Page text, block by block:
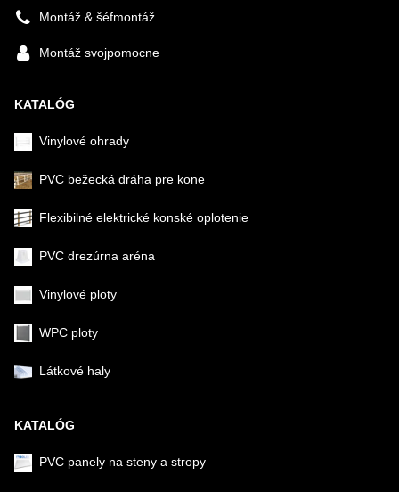
Montáž & šéfmontáž
Montáž svojpomocne
KATALÓG
Vinylové ohrady
PVC bežecká dráha pre kone
Flexibilné elektrické konské oplotenie
PVC drezúrna aréna
Vinylové ploty
WPC ploty
Látkové haly
KATALÓG
PVC panely na steny a stropy